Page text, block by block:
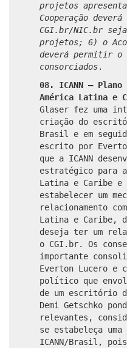
projetos
Cooperação
CGI.br/NIC.br
projetos; 6) o
deverá permitir o
consorciados.
08. ICANN –
América Latina e
Glaser fez uma
criação do
Brasil e em
escrito por
que a ICANN
estratégico para
Latina e Caribe e
estabelecer um
relacionamento
Latina e Caribe,
deseja ter um
o CGI.br. Os
importante
Everton Lucero e
político que
de um escritório
Demi Getschko
relevantes,
se estabeleça
ICANN/Brasil,